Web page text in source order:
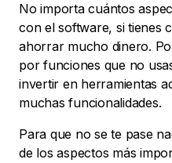
No importa cuántos
con el software, si tienes
ahorrar mucho dinero.
por funciones que no
invertir en herramientas
muchas funcionalidades.
Para que no se te pase
de los aspectos más